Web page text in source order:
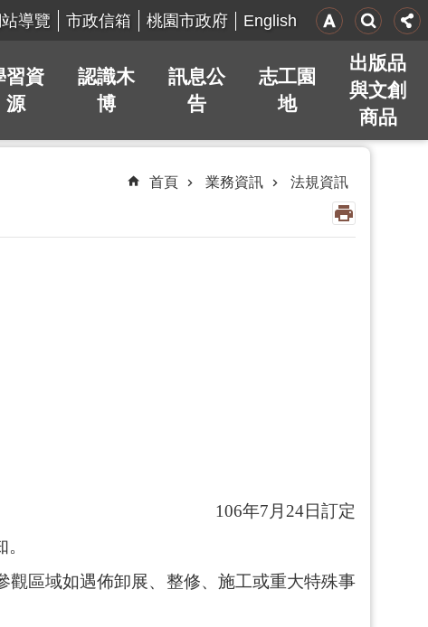
導覽 市政信箱 桃園市政府 English
習資
源
認識木
博
訊息公
告
志工園
地
出版品
與文創
商品
首頁 業務資訊 法規資訊
106年7 月 24日訂定
區域如遇佈卸展、整修、施工或重大特殊事